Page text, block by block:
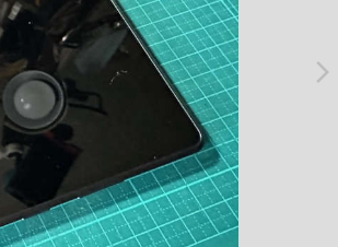
arrow_forward_ios